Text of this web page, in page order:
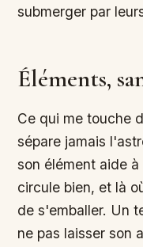
submerger par
Éléments,
Ce qui me touche
sépare jamais
son élément aide
circule bien, et là
de s'emballer. Un
ne pas laisser son